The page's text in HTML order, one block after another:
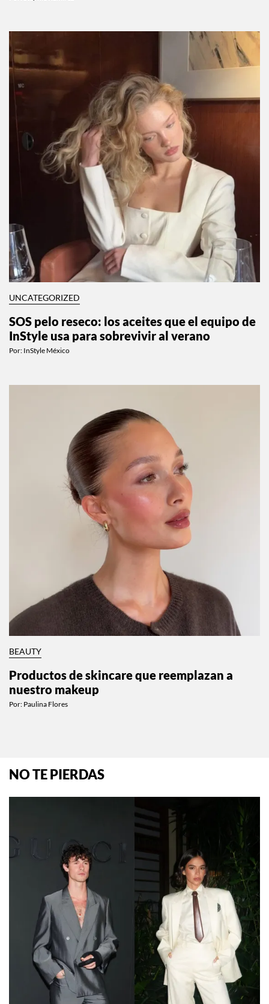
UNCATEGORIZED
SOS pelo reseco: los aceites que el equipo de
InStyle usa para sobrevivir al verano
Por: InStyle México
BEAUTY
Productos de skincare que reemplazan a
nuestro makeup
Por: Paulina Flores
NO TE PIERDAS